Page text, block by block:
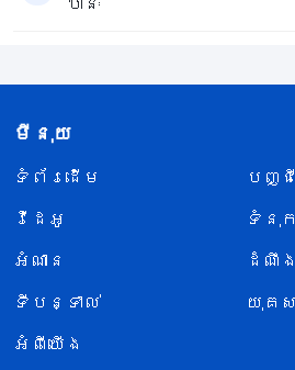
មីនុយ
ទំព័រ​ដើម
បញ្ជី
វីដេអូ
ទំនុ
អំណាន
ដំណឹ
ទីបន្ទាល់
យុគ
អំពីយើង